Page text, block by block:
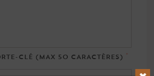
CLÉ (MAX 50 CARACTÈRES) *